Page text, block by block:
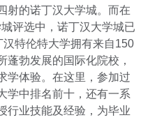
射的诺丁汉大学城。而在
评选中，诺丁汉大学城已
汉特伦特大学拥有来自150
蓬勃发展的国际化院校，
学体验。在这里，参加过
学中排名前十，还有一系
行业技能及经验，为毕业